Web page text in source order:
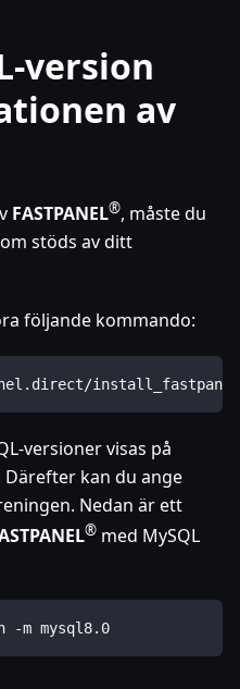
version
av
FASTPANEL®, måste du
stöds av ditt
följande kommando:
versioner visas på
Därefter kan du ange
Nedan är ett
® med MySQL
-m mysql8.0